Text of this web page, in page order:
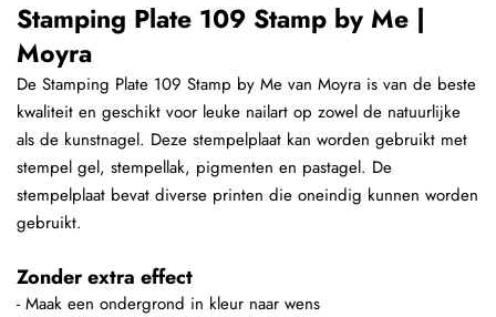
Stamping Plate 109 Stamp by Me |
Moyra
De Stamping Plate 109 Stamp by Me van Moyra is van de beste
kwaliteit en geschikt voor leuke nailart op zowel de natuurlijke
als de kunstnagel. Deze stempelplaat kan worden gebruikt met
stempel gel, stempellak, pigmenten en pastagel. De
stempelplaat bevat diverse printen die oneindig kunnen worden
gebruikt.
Zonder extra effect
- Maak een ondergrond in kleur naar wens